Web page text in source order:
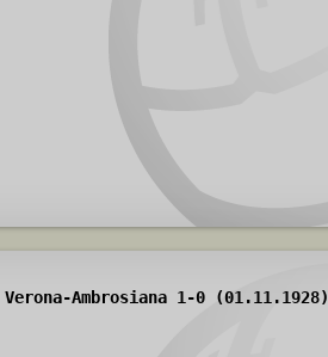
Verona-Ambrosiana 1-0 (01.11.1928)